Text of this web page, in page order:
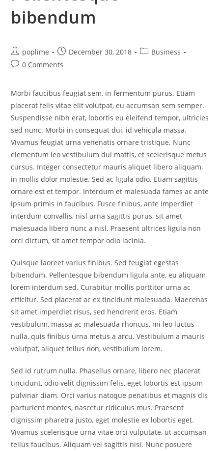
bibendum
poplime December 30, 2018
Business
0 Comments
Morbi faucibus feugiat sem, in fermentum purus. Etiam
placerat felis vitae elit volutpat, eu accumsan sem semper.
Suspendisse nibh erat, lobortis eu eleifend tempor, ultricies
sed nunc. Morbi in consequat dui, id vehicula massa.
Vivamus feugiat urna venenatis ornare tristique. Nunc
elementum leo vestibulum dui mattis, et scelerisque metus
cursus. Integer consectetur mauris aliquet libero aliquam,
in mollis dolor molestie. Sed ac ligula odio. Etiam sagittis
ornare est et tempor. Interdum et malesuada fames ac ante
ipsum primis in faucibus. Fusce finibus, ante imperdiet
interdum convallis, nisl urna sagittis purus, sit amet
malesuada libero nunc a nisl. Praesent ultrices ligula non
orci dictum, sit amet tempor odio lacinia.
Quisque laoreet varius finibus. Sed feugiat egestas
bibendum. Pellentesque bibendum ligula ante, eu aliquam
lorem interdum sed. Curabitur mollis porttitor urna ac
efficitur. Sed placerat ac ex tincidunt malesuada. Maecenas
sit amet imperdiet risus, sed hendrerit eros. Etiam
vestibulum, massa ac malesuada rhoncus, mi leo luctus
nulla, quis finibus urna metus a arcu. Vestibulum a mauris
volutpat, aliquet tellus non, vestibulum lorem.
Sed id rutrum nulla. Phasellus ornare, libero nec placerat
tincidunt, odio velit dignissim felis, eget lobortis est ipsum
pulvinar diam. Orci varius natoque penatibus et magnis dis
parturient montes, nascetur ridiculus mus. Praesent
dignissim pharetra justo, eget molestie ex lobortis eget.
Vivamus scelerisque urna vitae orci vulputate, ut accumsan
tellus faucibus. Aliquam vel sagittis nisi. Nunc posuere